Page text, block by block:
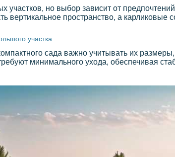
участков, но выбор зависит от
вертикальное пространство, а карликовые
участка
сада важно учитывать их
минимального ухода, обеспечивая